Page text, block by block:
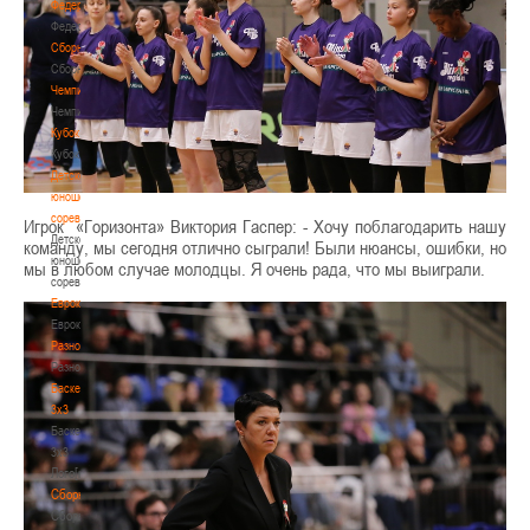
Федерация
Федерация
Сборные
Сборные
Чемпионат
Чемпионат
Кубок
Кубок
Детско-
юношеские
соревнования
Детско-
юношеские
соревнования
Еврокубки
Еврокубки
Разное
Разное
Баскетбол
3х3
Баскетбол
3х3
Лого[modid=121]
Сборные
Сборные
Игрок «Горизонта» Виктория Гаспер: - Хочу поблагодарить нашу
команду, мы сегодня отлично сыграли! Были нюансы, ошибки, но
мы в любом случае молодцы. Я очень рада, что мы выиграли.